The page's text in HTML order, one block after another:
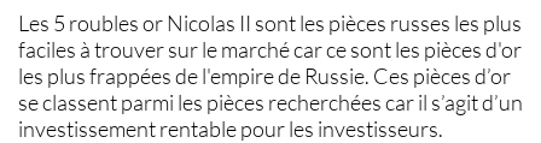
Les 5 roubles orNicolas II sont les pièces russes les plus
faciles à trouver sur le marché car ce sont les pièces d'or
les plus frappées de l'empire de Russie. Ces pièces d’or
se classent parmi les pièces recherchées car il s’agit d’un
investissement rentable pour les investisseurs.